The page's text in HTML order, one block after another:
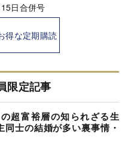
日合併号
得な定期購読
限定記事
超富裕層の知られざる生
士の結婚が多い裏事情・